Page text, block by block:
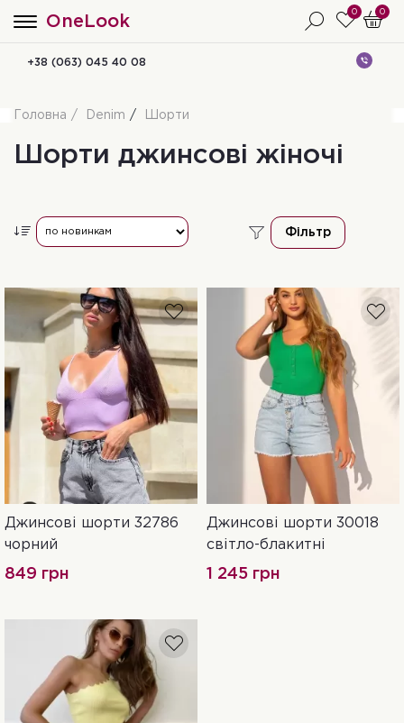
OneLook
0 0
+38 (063) 045 40 08
Головна Denim Шорти
Шорти джинсові жіночі
Фільтр
28 29 30
Джинсові шорти 32786
чорний
849 грн
26 27
Джинсові шорти 30018
світло-блакитні
1 245 грн